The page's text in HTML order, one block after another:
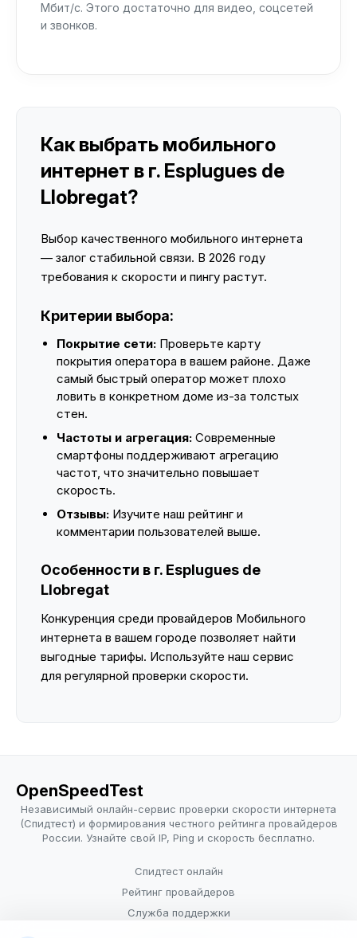
Мбит/с. Этого достаточно для видео, соцсетей
и звонков.
Как выбрать мобильного
интернет в г. Esplugues de
Llobregat?
Выбор качественного мобильного интернета
— залог стабильной связи. В 2026 году
требования к скорости и пингу растут.
Критерии выбора:
Покрытие сети: Проверьте карту
покрытия оператора в вашем районе. Даже
самый быстрый оператор может плохо
ловить в конкретном доме из-за толстых
стен.
Частоты и агрегация: Современные
смартфоны поддерживают агрегацию
частот, что значительно повышает
скорость.
Отзывы: Изучите наш рейтинг и
комментарии пользователей выше.
Особенности в г. Esplugues de
Llobregat
Конкуренция среди провайдеров Мобильного
интернета в вашем городе позволяет найти
выгодные тарифы. Используйте наш сервис
для регулярной проверки скорости.
OpenSpeedTest
Независимый онлайн-сервис проверки скорости интернета
(Спидтест) и формирования честного рейтинга провайдеров
России. Узнайте свой IP, Ping и скорость бесплатно.
Спидтест онлайн
Рейтинг провайдеров
Служба поддержки